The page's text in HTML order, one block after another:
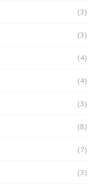
(3)
(3)
(4)
(4)
(3)
(8)
(7)
(3)